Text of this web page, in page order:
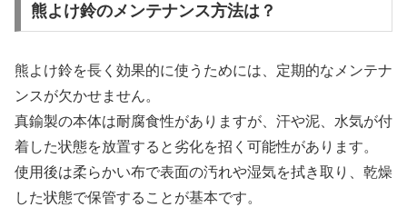
熊よけ鈴のメンテナンス方法は？
熊よけ鈴を長く効果的に使うためには、定期的なメンテナ
ンスが欠かせません。
真鍮製の本体は耐腐食性がありますが、汗や泥、水気が付
着した状態を放置すると劣化を招く可能性があります。
使用後は柔らかい布で表面の汚れや湿気を拭き取り、乾燥
した状態で保管することが基本です。